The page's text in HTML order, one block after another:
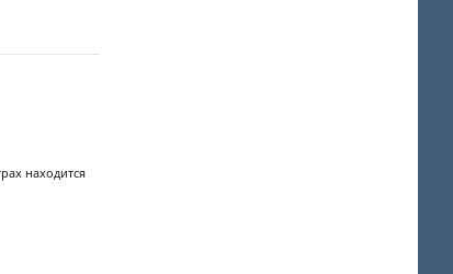
находится